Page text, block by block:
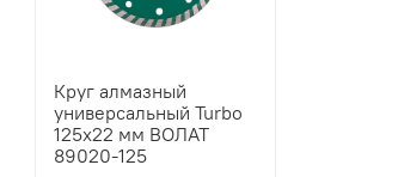
Круг алмазный
универсальный Turbo
125х22 мм ВОЛАТ
89020-125